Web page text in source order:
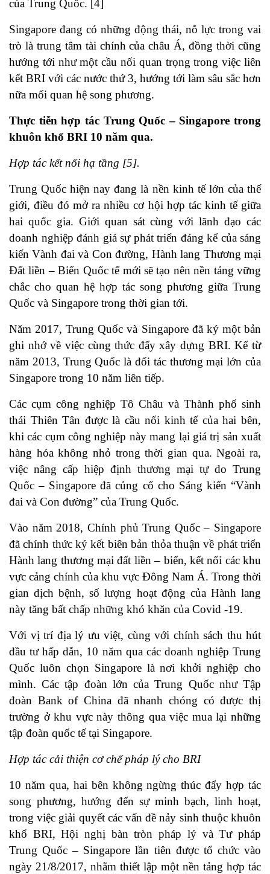
của Trung Quốc. [4]
Singapore đang có những động thái, nỗ lực trong vai
trò là trung tâm tài chính của châu Á, đồng thời cũng
hướng tới như một cầu nối quan trọng trong việc liên
kết BRI với các nước thứ 3, hướng tới làm sâu sắc hơn
nữa mối quan hệ song phương.
Thực tiễn hợp tác Trung Quốc – Singapore trong
khuôn khổ BRI 10 năm qua.
Hợp tác kết nối hạ tầng [5].
Trung Quốc hiện nay đang là nền kinh tế lớn của thế
giới, điều đó mở ra nhiều cơ hội hợp tác kinh tế giữa
hai quốc gia. Giới quan sát cùng với lãnh đạo các
doanh nghiệp đánh giá sự phát triển đáng kể của sáng
kiến Vành đai và Con đường, Hành lang Thương mại
Đất liền – Biển Quốc tế mới sẽ tạo nên nền tảng vững
chắc cho quan hệ hợp tác song phương giữa Trung
Quốc và Singapore trong thời gian tới.
Năm 2017, Trung Quốc và Singapore đã ký một bản
ghi nhớ về việc cùng thức đẩy xây dựng BRI. Kể từ
năm 2013, Trung Quốc là đối tác thương mại lớn của
Singapore trong 10 năm liên tiếp.
Các cụm công nghiệp Tô Châu và Thành phố sinh
thái Thiên Tân được là cầu nối kinh tế của hai bên,
khi các cụm công nghiệp này mang lại giá trị sản xuất
hàng hóa không nhỏ trong thời gian qua. Ngoài ra,
việc nâng cấp hiệp định thương mại tự do Trung
Quốc – Singapore đã củng cố cho Sáng kiến “Vành
đai và Con đường” của Trung Quốc.
Vào năm 2018, Chính phủ Trung Quốc – Singapore
đã chính thức ký kết biên bản thỏa thuận về phát triển
Hành lang thương mại đất liền – biển, kết nối các khu
vực cảng chính của khu vực Đông Nam Á. Trong thời
gian dịch bệnh, số lượng hoạt động của Hành lang
này tăng bất chấp những khó khăn của Covid -19.
Với vị trí địa lý ưu việt, cùng với chính sách thu hút
đầu tư hấp dẫn, 10 năm qua các doanh nghiệp Trung
Quốc luôn chọn Singapore là nơi khởi nghiệp cho
mình. Các tập đoàn lớn của Trung Quốc như Tập
đoàn Bank of China đã nhanh chóng có được thị
trường ở khu vực này thông qua việc mua lại những
tập đoàn quốc tế tại Singapore.
Hợp tác cải thiện cơ chế pháp lý cho BRI
10 năm qua, hai bên không ngừng thúc đẩy hợp tác
song phương, hướng đến sự minh bạch, linh hoạt,
trong việc giải quyết các vấn đề nảy sinh thuộc khuôn
khổ BRI, Hội nghị bàn tròn pháp lý và Tư pháp
Trung Quốc – Singapore lần tiên được tổ chức vào
ngày 21/8/2017, nhằm thiết lập một nền tảng hợp tác